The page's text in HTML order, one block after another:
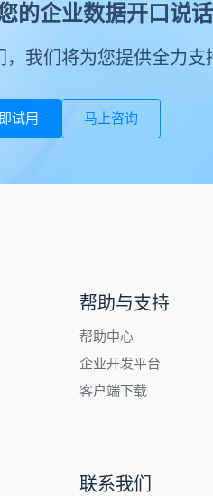
的企业数据开口说话
，我们将为您提供全力支
试用 马上咨询
帮助与支持
帮助中心
企业开发平台
客户端下载
联系我们